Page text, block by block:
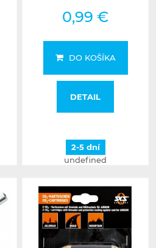
0,99 €
DO KOŠÍKA
DETAIL
2-5 dní
undefined